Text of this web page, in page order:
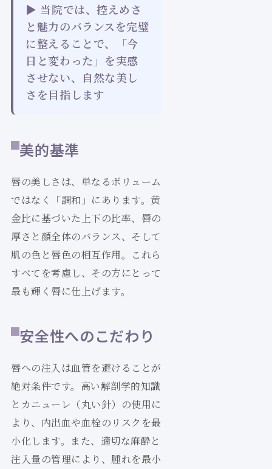
▶ 当院では、控えめさ
と魅力のバランスを完璧
に整えることで、「今
日と変わった」を実感
させない、自然な美し
さを目指します
美的基準
唇の美しさは、単なるボリューム
ではなく「調和」にあります。黄
金比に基づいた上下の比率、唇の
厚さと顔全体のバランス、そして
肌の色と唇色の相互作用。これら
すべてを考慮し、その方にとって
最も輝く唇に仕上げます。
安全性へのこだわり
唇への注入は血管を避けることが
絶対条件です。高い解剖学的知識
とカニューレ（丸い針）の使用に
より、内出血や血栓のリスクを最
小化します。また、適切な麻酔と
注入量の管理により、腫れを最小